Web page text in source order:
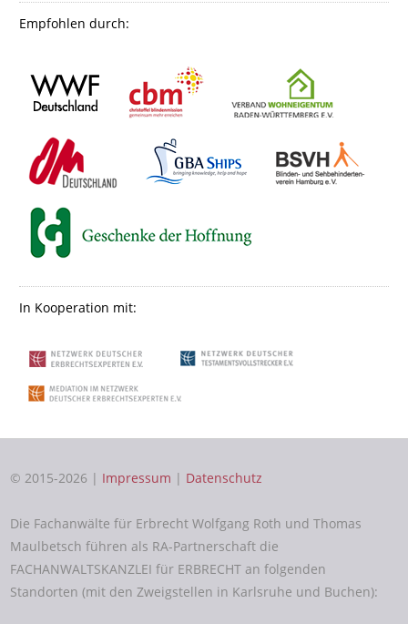
Empfohlen durch:
In Kooperation mit:
© 2015-2026 | Impressum | Datenschutz
Die Fachanwälte für Erbrecht Wolfgang Roth und Thomas
Maulbetsch führen als RA-Partnerschaft die
FACHANWALTSKANZLEI für ERBRECHT an folgenden
Standorten (mit den Zweigstellen in Karlsruhe und Buchen):